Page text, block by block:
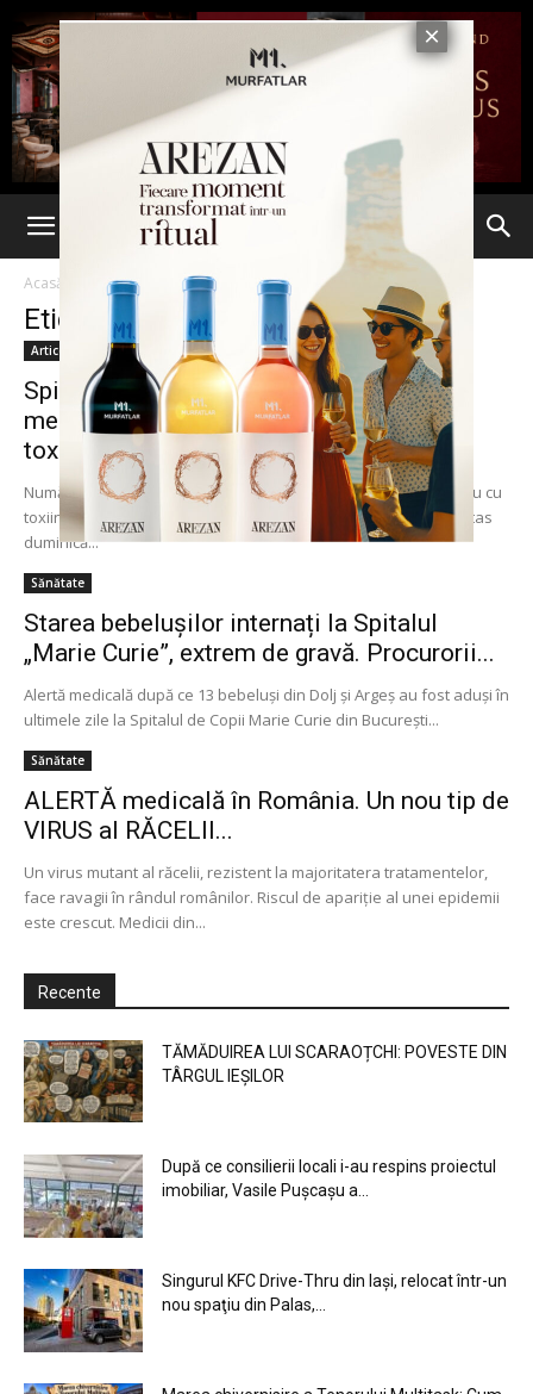
Acasă Etichete Alerta medicala
Etichetă: alerta medicala
Articole
Spitalul Judeţean din Bacău, alertă
medicală. Numărul pacienţilor cu
toxiinfecţie după...
Numărul oamenilor care au ajuns la Spitalul Judeţean din Bacău cu
toxiinfecţii alimentare a crescut la 100. Toţi au fost la un parastas
duminică...
Sănătate
Starea bebelușilor internați la Spitalul
„Marie Curie”, extrem de gravă. Procurorii...
Alertă medicală după ce 13 bebeluşi din Dolj şi Argeş au fost aduşi în
ultimele zile la Spitalul de Copii Marie Curie din Bucureşti...
Sănătate
ALERTĂ medicală în România. Un nou tip de
VIRUS al RĂCELII...
Un virus mutant al răcelii, rezistent la majoritatera tratamentelor,
face ravagii în rândul românilor. Riscul de apariţie al unei epidemii
este crescut. Medicii din...
Recente
TĂMĂDUIREA LUI SCARAOȚCHI: POVESTE DIN
TÂRGUL IEȘILOR
După ce consilierii locali i-au respins proiectul
imobiliar, Vasile Pușcașu a...
Singurul KFC Drive-Thru din Iași, relocat într-un
nou spaţiu din Palas,...